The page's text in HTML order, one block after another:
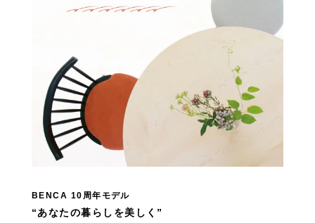
BENCA 10周年モデル
“あなたの暮らしを美しく”